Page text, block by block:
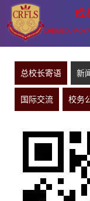
成
CHENGDU
总校长寄语 新
国际交流 校务